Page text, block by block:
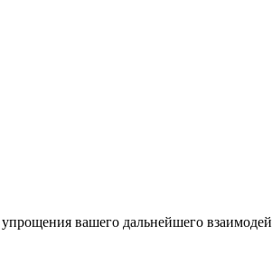
вашего дальнейшего